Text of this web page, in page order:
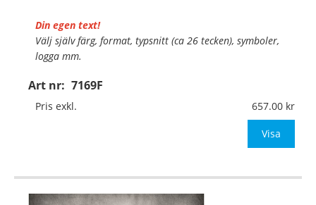
Art nr: 7169F
Din egen text!
Välj själv färg, format, typsnitt (ca 26 tecken), symboler,
logga mm.
Material:Självhäftande folie
Mått:210x210mm (eller annat mått upp till 0,05m²)
Pris exkl. 657.00
Visa